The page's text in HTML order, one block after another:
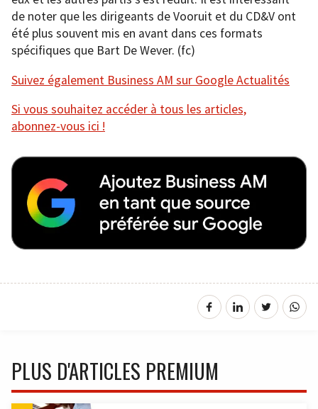
de noter que les dirigeants de Vooruit et du CD&V ont
été plus souvent mis en avant dans ces formats
spécifiques que Bart De Wever. (fc)
Suivez également Business AM sur Google Actualités
Si vous souhaitez accéder à tous les articles,
abonnez-vous ici !
PLUS D'ARTICLES PREMIUM